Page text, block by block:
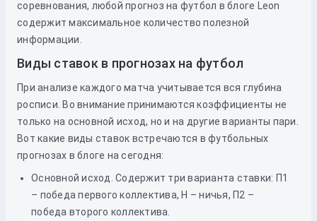
соревнования, любой прогноз на футбол в блоге Leon
содержит максимальное количество полезной
информации.
Виды ставок в прогнозах на футбол
При анализе каждого матча учитывается вся глубина
росписи. Во внимание принимаются коэффициенты не
только на основной исход, но и на другие варианты пари.
Вот какие виды ставок встречаются в футбольных
прогнозах в блоге на сегодня:
Основной исход. Содержит три варианта ставки: П1
– победа первого коллектива, Н – ничья, П2 –
победа второго коллектива.